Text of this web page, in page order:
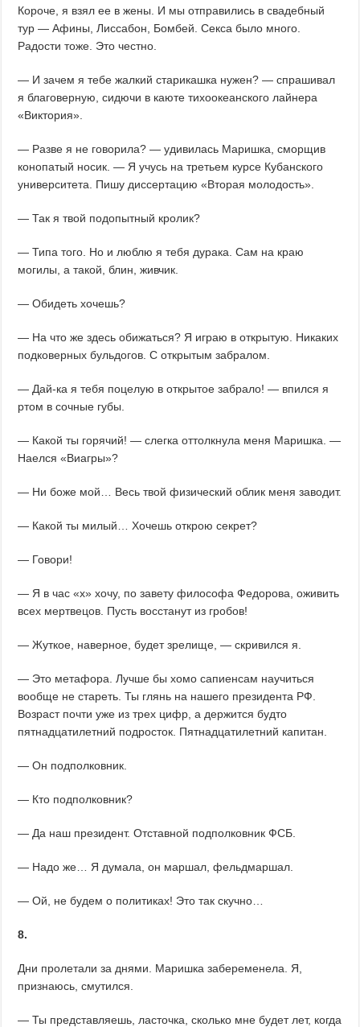
Короче, я взял ее в жены. И мы отправились в свадебный
тур — Афины, Лиссабон, Бомбей. Секса было много.
Радости тоже. Это честно.
— И зачем я тебе жалкий старикашка нужен? — спрашивал
я благоверную, сидючи в каюте тихоокеанского лайнера
«Виктория».
— Разве я не говорила? — удивилась Маришка, сморщив
конопатый носик. — Я учусь на третьем курсе Кубанского
университета. Пишу диссертацию «Вторая молодость».
— Так я твой подопытный кролик?
— Типа того. Но и люблю я тебя дурака. Сам на краю
могилы, а такой, блин, живчик.
— Обидеть хочешь?
— На что же здесь обижаться? Я играю в открытую. Никаких
подковерных бульдогов. С открытым забралом.
— Дай-ка я тебя поцелую в открытое забрало! — впился я
ртом в сочные губы.
— Какой ты горячий! — слегка оттолкнула меня Маришка. —
Наелся «Виагры»?
— Ни боже мой… Весь твой физический облик меня заводит.
— Какой ты милый… Хочешь открою секрет?
— Говори!
— Я в час «х» хочу, по завету философа Федорова, оживить
всех мертвецов. Пусть восстанут из гробов!
— Жуткое, наверное, будет зрелище, — скривился я.
— Это метафора. Лучше бы хомо сапиенсам научиться
вообще не стареть. Ты глянь на нашего президента РФ.
Возраст почти уже из трех цифр, а держится будто
пятнадцатилетний подросток. Пятнадцатилетний капитан.
— Он подполковник.
— Кто подполковник?
— Да наш президент. Отставной подполковник ФСБ.
— Надо же… Я думала, он маршал, фельдмаршал.
— Ой, не будем о политиках! Это так скучно…
8.
Дни пролетали за днями. Маришка забеременела. Я,
признаюсь, смутился.
— Ты представляешь, ласточка, сколько мне будет лет, когда